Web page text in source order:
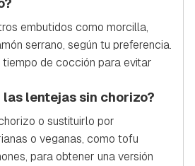
embutidos como morcilla,
serrano, según tu preferencia.
de cocción para evitar
lentejas sin chorizo?
o sustituirlo por
o veganas, como tofu
para obtener una versión